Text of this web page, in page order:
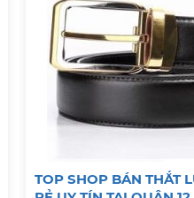
TOP SHOP BÁN THẮT